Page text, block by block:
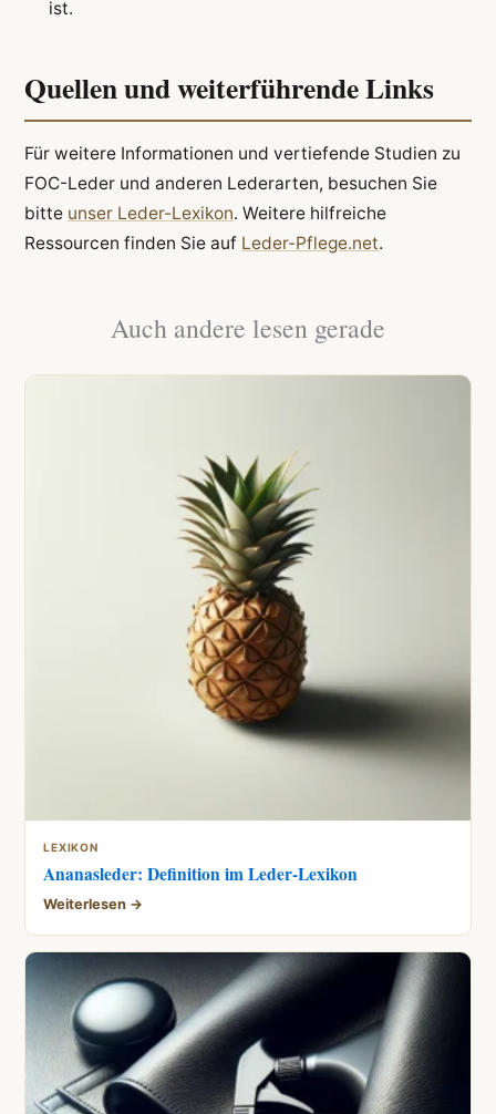
ist.
Quellen und weiterführende Links
Für weitere Informationen und vertiefende Studien zu
FOC-Leder und anderen Lederarten, besuchen Sie
bitte unser Leder-Lexikon. Weitere hilfreiche
Ressourcen finden Sie auf Leder-Pflege.net.
Auch andere lesen gerade
LEXIKON
Ananasleder: Definition im Leder-Lexikon
Weiterlesen →